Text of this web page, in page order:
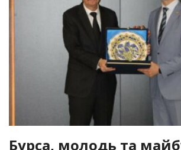
Бурса, молодь та